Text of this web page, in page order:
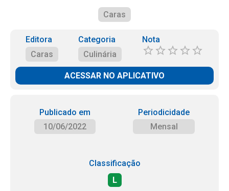
Caras
Editora
Caras
Categoria
Culinária
Nota
ACESSAR NO APLICATIVO
Publicado em
10/06/2022
Periodicidade
Mensal
Classificação
L